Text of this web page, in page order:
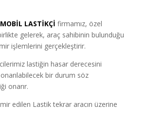
LASTİKÇİ firmamız, özel
gelerek, araç sahibinin bulunduğu
işlemlerini gerçekleştirir.
lastiğin hasar derecesini
bir durum söz
onarır.
edilen Lastik tekrar aracın üzerine